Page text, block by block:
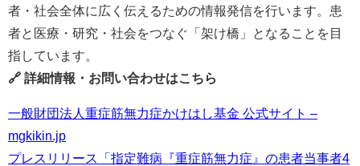
者・社会全体に広く伝えるための情報発信を行います。患
者と医療・研究・社会をつなぐ「架け橋」となることを目
指しています。
🔗 詳細情報・お問い合わせはこちら
一般財団法人重症筋無力症かけはし基金 公式サイト –
mgkikin.jp
プレスリリース「指定難病『重症筋無力症』の患者当事者4